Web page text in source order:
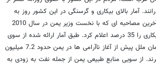
آمار بالای بیکاری و گرسنگی در این کشور روز به
روز بیشتر می شود. در آخرین مصاحبه ای که با نخست وزیر یمن در سال 2010
صورت گرفت، وی آمار بیکاری را 35 درصد اعلام کرد. طبق آمار ارائه شده از سوی
برنامۀ غذایی جهانی سازمان ملل پیش از آغاز ناآرامی ها در یمن حدود 7.2 میلیون
از سویی منابع طبیعی یمن از جمله نفت به زودی به